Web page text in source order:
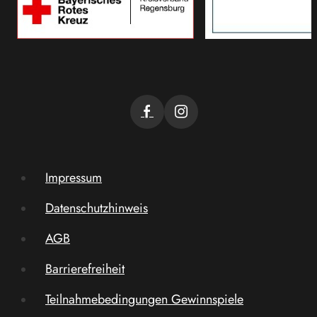
Impressum
Datenschutzhinweis
AGB
Barrierefreiheit
Teilnahmebedingungen Gewinnspiele